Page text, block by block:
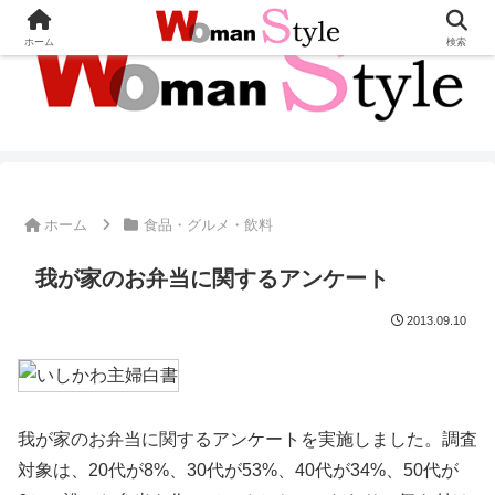
ホーム 食品・グルメ・飲料
我が家のお弁当に関するアンケート
2013.09.10
我が家のお弁当に関するアンケートを実施しました。調査
対象は、20代が8%、30代が53%、40代が34%、50代が
ホーム 検索